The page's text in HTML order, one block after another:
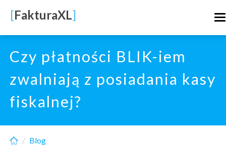
main
content
[FakturaXL]
Czy płatności BLIK-iem
zwalniają z posiadania kasy
fiskalnej?
Blog